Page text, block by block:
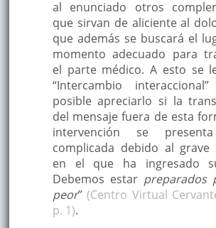
al enunciado otros
que sirvan de aliciente al
que además se buscará el
momento adecuado para
el parte médico. A esto se
“Intercambio
posible apreciarlo si la
del mensaje fuera de esta
intervención se
complicada debido al grave
en el que ha ingresado
Debemos estarpreparados
peor”(Centro Virtual
p. 1).